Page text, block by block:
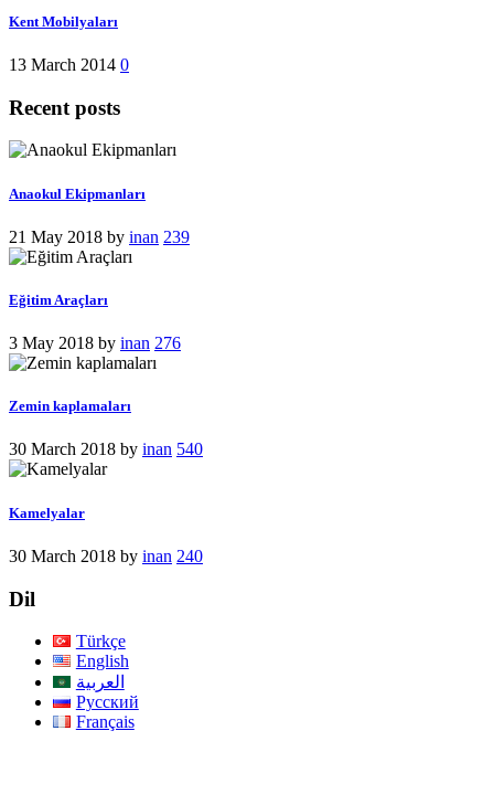
Kent Mobilyaları
13 March 2014 0
Recent posts
Anaokul Ekipmanları
21 May 2018 by inan 239
Eğitim Araçları
3 May 2018 by inan 276
Zemin kaplamaları
30 March 2018 by inan 540
Kamelyalar
30 March 2018 by inan 240
Dil
Türkçe
English
العربية
Русский
Français